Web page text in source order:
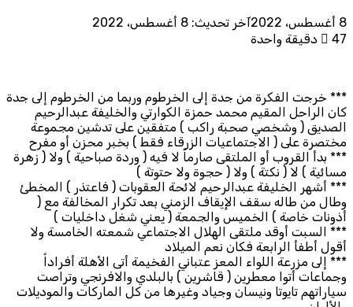
8 أغسطس، 2022
آخر تحديث: 8 أغسطس، 2022
47
دقيقة واحدة
*** خرجت الفكرة من جدة إلى الخرطوم وربما من الخرطوم إلى جدة
كان الراحل المقيم محمد حمزة الكوارتي والخليفة عبدالرحيم
الصديق ( وشخصي صحبة راكب ) متفقين على تدشين مجموعة
مختصرة على ( الاجتماعيات الزرقاء فقط ) بخبر محزن أو مفرح
*** بدأ القروب أو الملتقى صارماً لا فيه ( وردة صباحية ) ولا ( زهرة
مسائية ) لا ( نكتة ) ولا ( حجوة ولا حتوتة )
*** أشهر الخليفة عبدالرحيم لائحة العقوبات ( فاعتذر ) المخطئ
وطال من طاله سقف الإيقاف الزمني بعد تكرار المخالفة مع (
أذونات خاصة ) الخميس والجمعة ( يعني شغل داخليات )
*** السبت أوقد ملتقى الهلال الاجتماعي شمعته الخامسة ولا
أقول أطفأ الرابعة فكان نعم الميلاد
*** إلى مزرعة اللواء المعز عتباني الفخيمة أتى الأهلة أفراداً
وجماعات أتوا معطرين ( قاشرين ) بالبلدي والافرنجي وتراصت
سياراتهم تايوتا ونيسان وجياد وغيرها من كل الماركات والموديلات